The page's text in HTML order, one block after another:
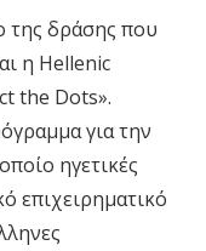
της δράσης που
η Hellenic
the Dots».
για την
ηγετικές
επιχειρηματικό